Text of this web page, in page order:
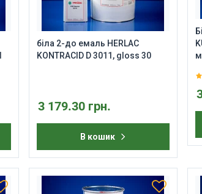
біла 2-до емаль HERLAC
KONTRACID D 3011, gloss 30
3 179.30 грн.
В кошик